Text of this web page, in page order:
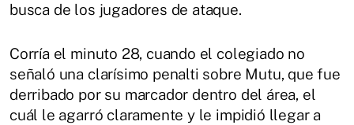
busca de los jugadores de ataque.
Corría el minuto 28, cuando el colegiado no
señaló una clarísimo penalti sobre Mutu, que fue
derribado por su marcador dentro del área, el
cuál le agarró claramente y le impidió llegar a